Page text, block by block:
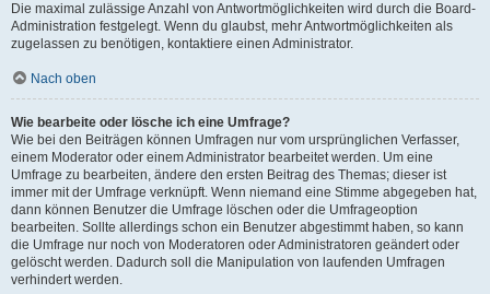
Die maximal zulässige Anzahl von Antwortmöglichkeiten wird durch die Board-
Administration festgelegt. Wenn du glaubst, mehr Antwortmöglichkeiten als
zugelassen zu benötigen, kontaktiere einen Administrator.
Nach oben
Wie bearbeite oder lösche ich eine Umfrage?
Wie bei den Beiträgen können Umfragen nur vom ursprünglichen Verfasser,
einem Moderator oder einem Administrator bearbeitet werden. Um eine
Umfrage zu bearbeiten, ändere den ersten Beitrag des Themas; dieser ist
immer mit der Umfrage verknüpft. Wenn niemand eine Stimme abgegeben hat,
dann können Benutzer die Umfrage löschen oder die Umfrageoption
bearbeiten. Sollte allerdings schon ein Benutzer abgestimmt haben, so kann
die Umfrage nur noch von Moderatoren oder Administratoren geändert oder
gelöscht werden. Dadurch soll die Manipulation von laufenden Umfragen
verhindert werden.